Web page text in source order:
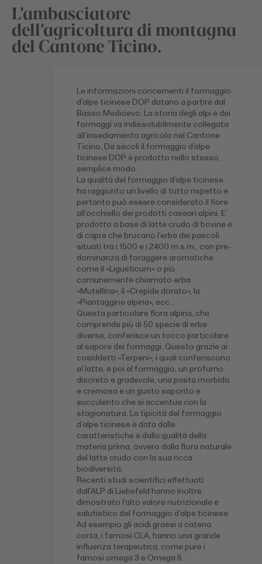
L’ambasciatore
dell’agricoltura di montagna
del Cantone Ticino.
Le informazioni concernenti il formaggio
d’alpe ticinese DOP datano a partire dal
Basso Medioevo. La storia degli alpi e dei
formaggi va indissolubilmente collegata
all’insediamento agricolo nel Cantone
Ticino. Da secoli il formaggio d’alpe
ticinese DOP è prodotto nello stesso,
semplice modo.
La qualità del formaggio d’alpe ticinese
ha raggiunto un livello di tutto rispetto e
pertanto può essere considerato il fiore
all’occhiello dei prodotti caseari alpini. E’
prodotto a base di latte crudo di bovine e
di capre che brucano l’erba dei pascoli
situati tra i 1500 e i 2400 m.s.m., con pre-
dominanza di foraggere aromatiche
come il «Ligusticum» o più
comunemente chiamato erba
«Mutellina», il «Crepide dorato», la
«Piantaggine alpina», ecc…
Questa particolare flora alpina, che
comprende più di 50 specie di erbe
diverse, conferisce un tocco particolare
al sapore dei formaggi. Questo grazie ai
cosiddetti «Terpeni», i quali conferiscono
al latte, e poi al formaggio, un profumo
discreto e gradevole, una pasta morbida
e cremosa e un gusto saporito e
succulento che si accentua con la
stagionatura. La tipicità del formaggio
d’alpe ticinese è data dalle
caratteristiche e dalla qualità della
materia prima, ovvero dalla flora naturale
del latte crudo con la sua ricca
biodiversità.
Recenti studi scientifici effettuati
dall’ALP di Liebefeld hanno inoltre
dimostrato l’alto valore nutrizionale e
salutistico del formaggio d’alpe ticinese.
Ad esempio gli acidi grassi a catena
corta, i famosi CLA, hanno una grande
influenza terapeutica, come pure i
famosi omega 3 e Omega 6.